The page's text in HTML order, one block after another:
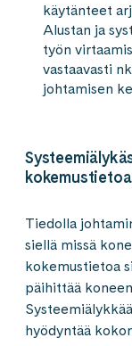
käytänteet
Alustan ja
työn
vastaavasti
johtamisen
Tiedolla
siellä missä
kokemustietoa
päihittää
hyödyntää